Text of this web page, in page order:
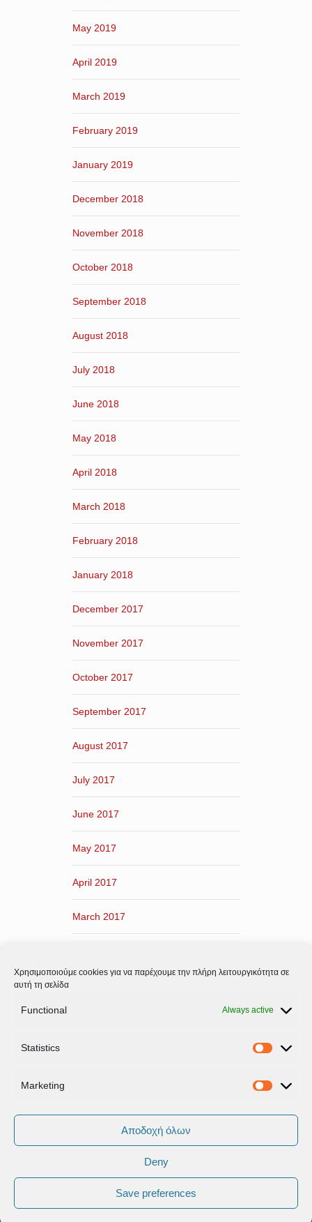
Χρησιμοποιούμε cookies για να παρέχουμε την πλήρη λειτουργικότητα σε
αυτή τη σελίδα
Functional Always active
Statistics
Marketing
Αποδοχή όλων
Deny
Save preferences
May 2019
April 2019
March 2019
February 2019
January 2019
December 2018
November 2018
October 2018
September 2018
August 2018
July 2018
June 2018
May 2018
April 2018
March 2018
February 2018
January 2018
December 2017
November 2017
October 2017
September 2017
August 2017
July 2017
June 2017
May 2017
April 2017
March 2017
Δεδομένων